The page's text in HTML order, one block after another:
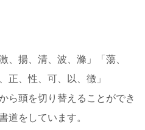
揚、清、波、滌」「蕩、
正、性、可、以、徴」
ら頭を切り替えることができ
道をしています。